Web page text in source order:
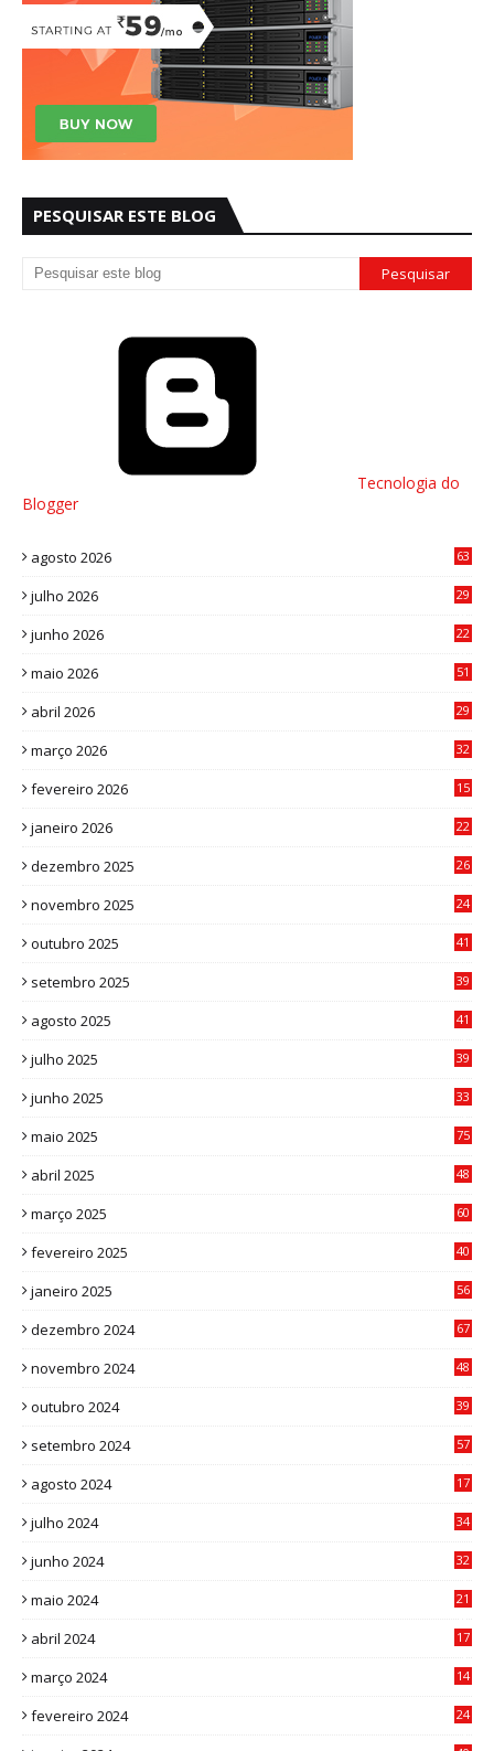
PESQUISAR ESTE BLOG
Tecnologia do
Blogger
agosto 2026 63
julho 2026
29
junho 2026
22
maio 2026
51
abril 2026
29
março 2026
32
fevereiro 2026
15
janeiro 2026
22
dezembro 2025
26
novembro 2025
24
outubro 2025
41
setembro 2025
39
agosto 2025
41
julho 2025
39
junho 2025
33
maio 2025 75
abril 2025
48
março 2025
60
fevereiro 2025
40
janeiro 2025
56
dezembro 2024
67
novembro 2024
48
outubro 2024
39
setembro 2024
57
agosto 2024
17
julho 2024
34
junho 2024
32
maio 2024
21
abril 2024
17
março 2024
14
fevereiro 2024
24